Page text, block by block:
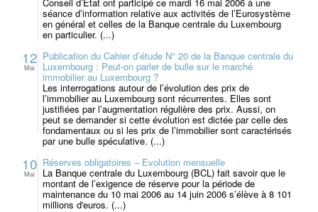
séance d’information relative aux activités de l’Eurosystème
en général et celles de la Banque centrale du Luxembourg
en particulier. (...)
12
Mai
Publication du Cahier d’étude N° 20 de la Banque centrale du
Luxembourg : Peut-on parler de bulle sur le marché
immobilier au Luxembourg ?
Les interrogations autour de l’évolution des prix de
l’immobilier au Luxembourg sont récurrentes. Elles sont
justifiées par l’augmentation régulière des prix. Aussi, on
peut se demander si cette évolution est dictée par celle des
fondamentaux ou si les prix de l’immobilier sont caractérisés
par une bulle spéculative. (...)
10
Mai
Réserves obligatoires – Evolution mensuelle
La Banque centrale du Luxembourg (BCL) fait savoir que le
montant de l’exigence de réserve pour la période de
maintenance du 10 mai 2006 au 14 juin 2006 s’élève à 8 101
millions d'euros. (...)